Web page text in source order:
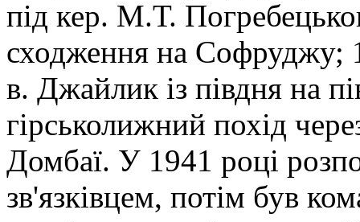
під кер. М.Т.
сходження на Софруджу;
в. Джайлик із півдня на
гірськолижний похід
Домбаї. У 1941 році
зв'язківцем, потім був